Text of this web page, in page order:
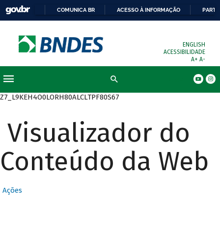
COMUNICA BR ACESSO À INFORMAÇÃO
ENGLISH
ACESSIBILIDADE
A+ A-
Z7_L9KEH4O0LORH80ALCLTPF80S67
Visualizador do
Conteúdo da Web
Ações